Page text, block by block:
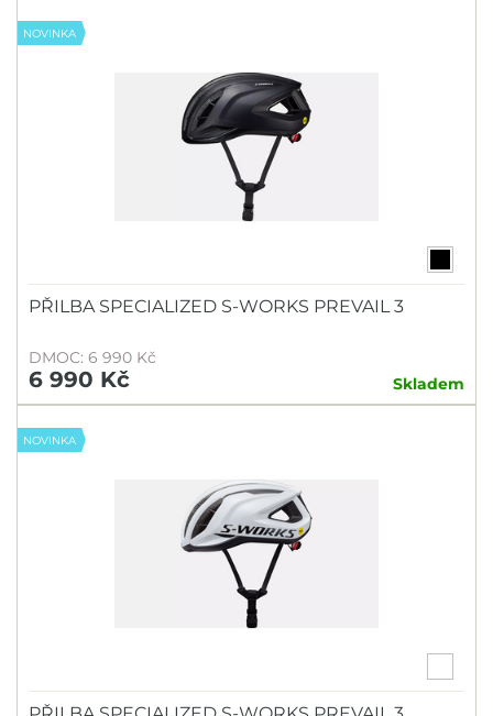
NOVINKA
PŘILBA SPECIALIZED S-WORKS PREVAIL 3
DMOC: 6 990 Kč
6 990 Kč Skladem
NOVINKA